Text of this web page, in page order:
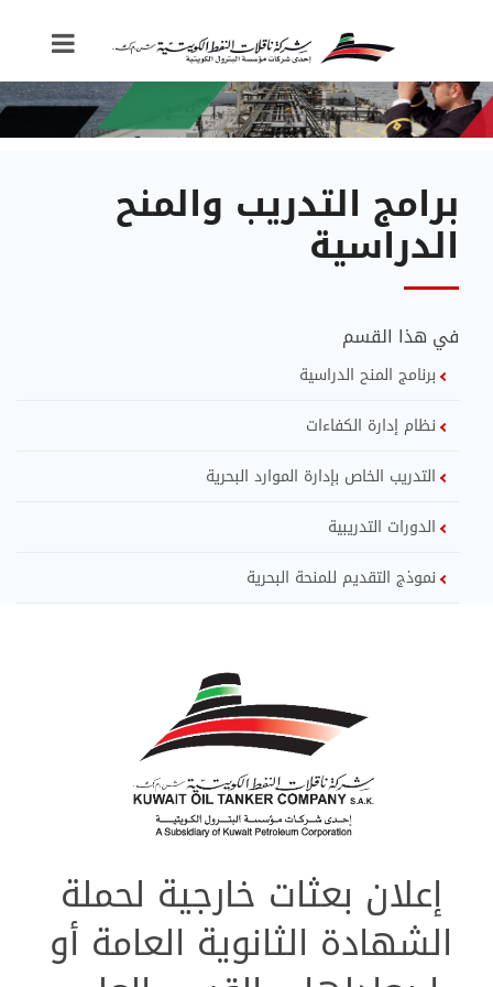
برامج التدريب والمنح
الدراسية
في هذا القسم
برنامج المنح الدراسية
نظام إدارة الكفاءات
التدريب الخاص بإدارة الموارد البحرية
الدورات التدريبية
نموذج التقديم للمنحة البحرية
إعلان بعثات خارجية لحملة
الشهادة الثانوية العامة أو